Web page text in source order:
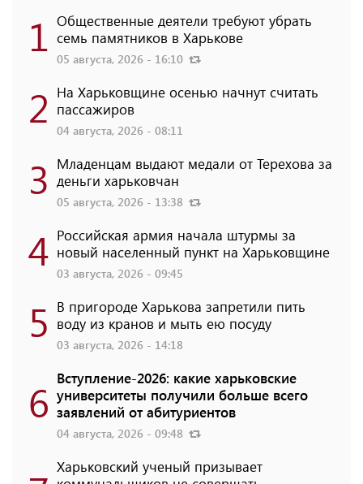
1 Общественные деятели требуют убрать
семь памятников в Харькове
05 августа, 2026 - 16:10
2 На Харьковщине осенью начнут считать
пассажиров
04 августа, 2026 - 08:11
3 Младенцам выдают медали от Терехова за
деньги харьковчан
05 августа, 2026 - 13:38
4 Российская армия начала штурмы за
новый населенный пункт на Харьковщине
03 августа, 2026 - 09:45
5 В пригороде Харькова запретили пить
воду из кранов и мыть ею посуду
03 августа, 2026 - 14:18
6 Вступление-2026: какие харьковские
университеты получили больше всего
заявлений от абитуриентов
04 августа, 2026 - 09:48
Харьковский ученый призывает